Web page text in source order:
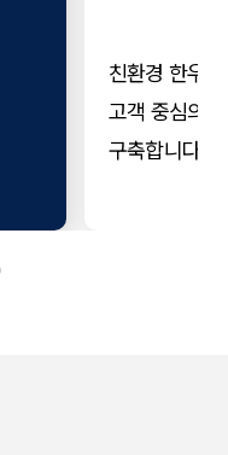
친환경 한우
고객 중심의
구축합니다.